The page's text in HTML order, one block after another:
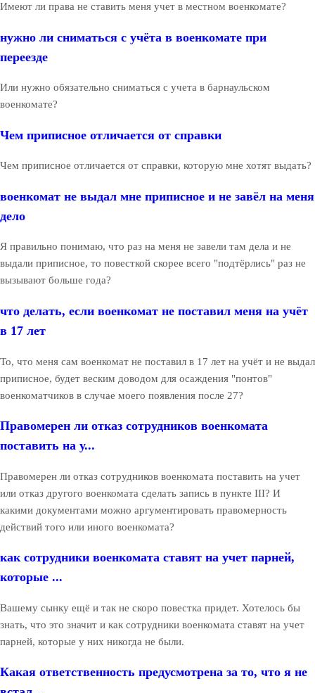
Имеют ли права не ставить меня учет в местном военкомате?
нужно ли сниматься с учёта в военкомате при
переезде
Или нужно обязательно сниматься с учета в барнаульском
военкомате?
Чем приписное отличается от справки
Чем приписное отличается от справки, которую мне хотят выдать?
военкомат не выдал мне приписное и не завёл на меня
дело
Я правильно понимаю, что раз на меня не завели там дела и не
выдали приписное, то повесткой скорее всего "подтёрлись" раз не
вызывают больше года?
что делать, если военкомат не поставил меня на учёт
в 17 лет
То, что меня сам военкомат не поставил в 17 лет на учёт и не выдал
приписное, будет веским доводом для осаждения "понтов"
военкоматчиков в случае моего появления после 27?
Правомерен ли отказ сотрудников военкомата
поставить на у...
Правомерен ли отказ сотрудников военкомата поставить на учет
или отказ другого военкомата сделать запись в пункте III? И
какими документами можно аргументировать правомерность
действий того или иного военкомата?
как сотрудники военкомата ставят на учет парней,
которые ...
Вашему сынку ещё и так не скоро повестка придет. Хотелось бы
знать, что это значит и как сотрудники военкомата ставят на учет
парней, которые у них никогда не были.
Какая ответственность предусмотрена за то, что я не